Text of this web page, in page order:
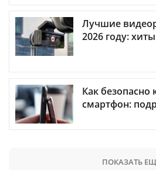
Лучшие
2026 году:
Как безопасно
смартфон:
ПОКАЗАТЬ